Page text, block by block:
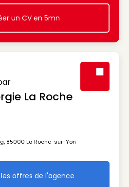
Icon decorative
un CV en 5mn
La Roche
, 85000 La Roche-sur-Yon
Toutes les offres de l'agence
offres de l'agence